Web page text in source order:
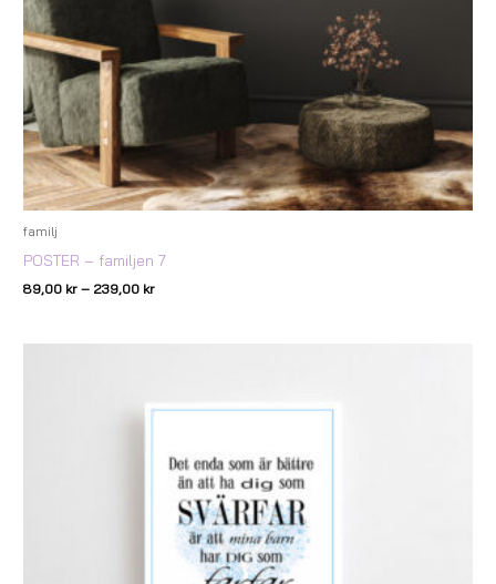
familj
POSTER – familjen 7
89,00 kr – 239,00 kr